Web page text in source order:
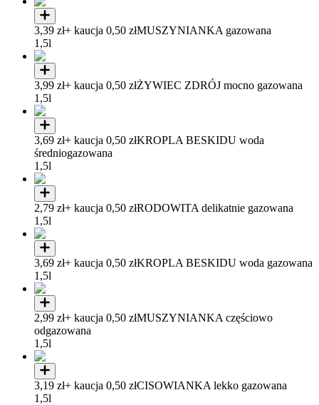
3,39 zł+ kaucja 0,50 złMUSZYNIANKA gazowana
1,5l
3,99 zł+ kaucja 0,50 złŻYWIEC ZDRÓJ mocno gazowana
1,5l
3,69 zł+ kaucja 0,50 złKROPLA BESKIDU woda
średniogazowana
1,5l
2,79 zł+ kaucja 0,50 złRODOWITA delikatnie gazowana
1,5l
3,69 zł+ kaucja 0,50 złKROPLA BESKIDU woda gazowana
1,5l
2,99 zł+ kaucja 0,50 złMUSZYNIANKA częściowo
odgazowana
1,5l
3,19 zł+ kaucja 0,50 złCISOWIANKA lekko gazowana
1,5l